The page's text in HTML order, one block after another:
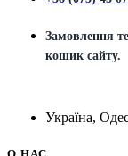
Замовлення
кошик сайту.
Україна,